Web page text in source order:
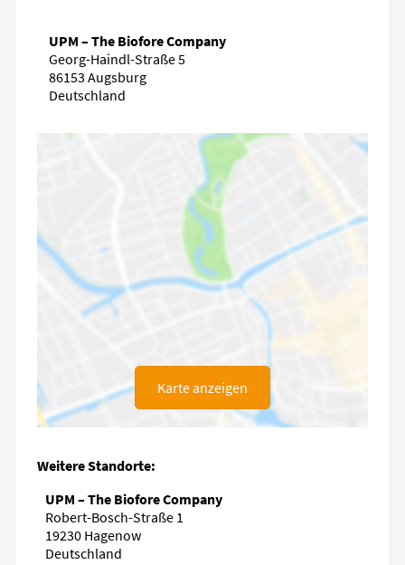
UPM – The Biofore Company
Georg-Haindl-Straße 5
86153 Augsburg
Deutschland
Karte anzeigen
Weitere Standorte:
UPM – The Biofore Company
Robert-Bosch-Straße 1
19230 Hagenow
Deutschland